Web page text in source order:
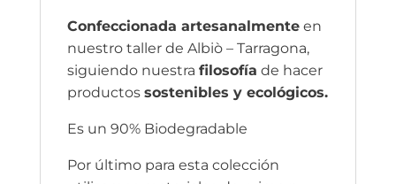
Confeccionada artesanalmenteen
nuestro taller de Albiò – Tarragona,
siguiendo nuestra filosofía de hacer
productos sostenibles y ecológicos.
Es un 90% Biodegradable
Por último para esta colección